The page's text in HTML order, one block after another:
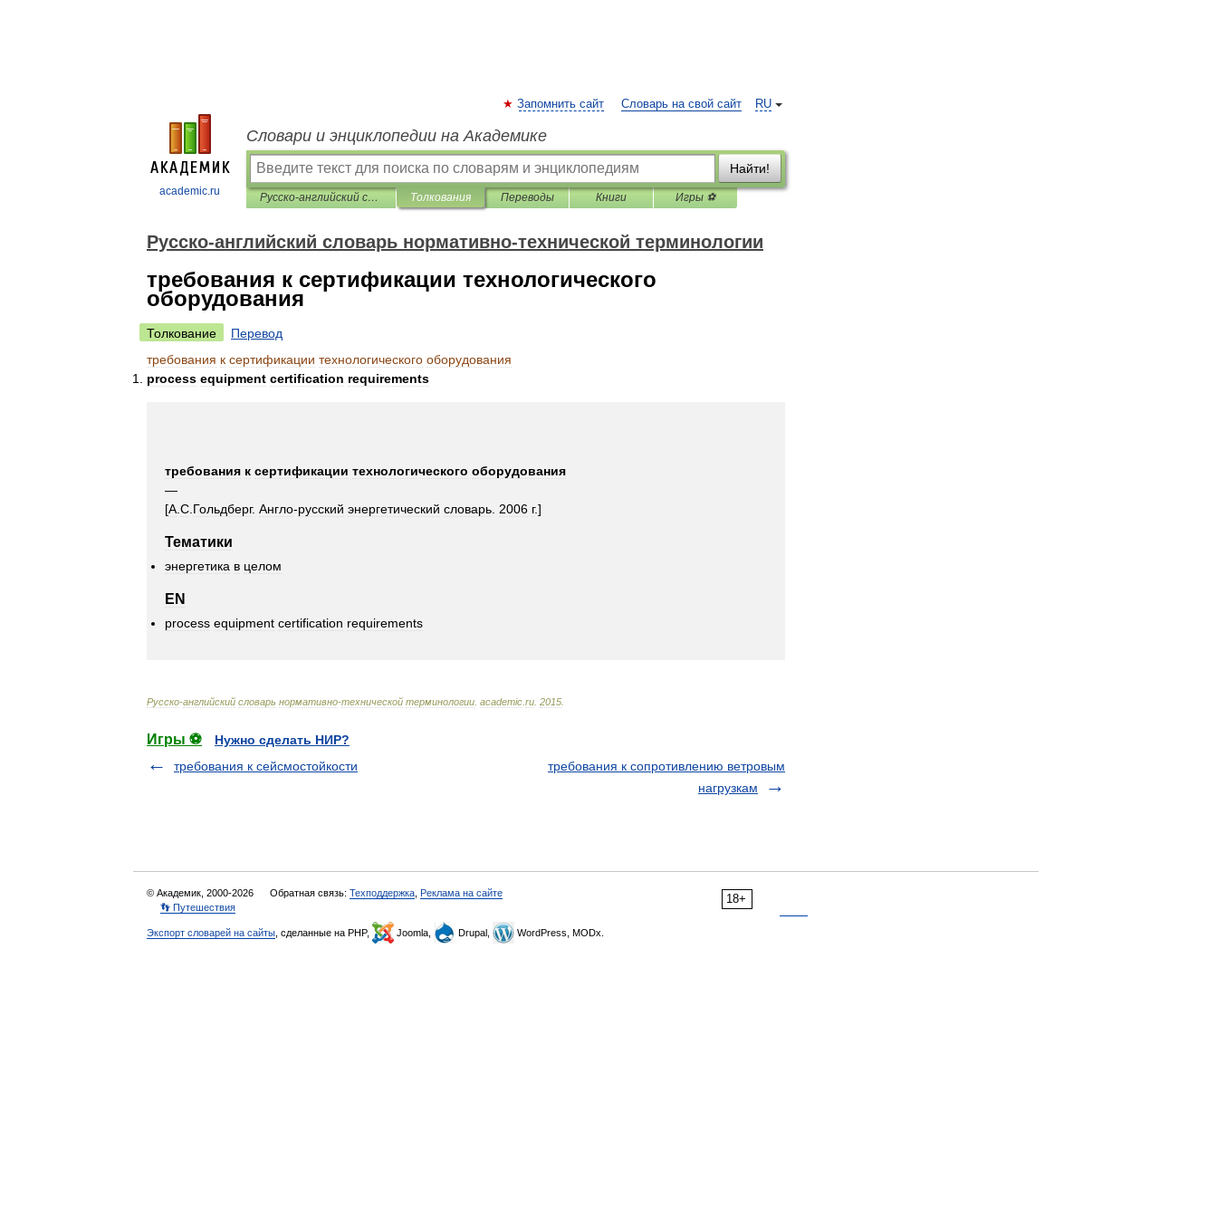
academic.ru
RU
Запомнить сайт Словарь на свой сайт
Словари и энциклопедии на Академике
Найти!
Русско-английский словарь нормативно-технической терминологии Толкования Переводы Книги Игры ⚽
Русско-английский словарь нормативно-технической терминологии
требования к сертификации технологического
оборудования
Толкование
Перевод
требования к сертификации технологического оборудования
process equipment certification requirements
требования к сертификации технологического оборудования
—
[А С Гольдберг. Англо-русский энергетический словарь 2006 г.]
Тематики
энергетика в целом
EN
process equipment certification requirements
Русско-английский словарь нормативно-технической терминологии academic ru 2015
Игры ⚽
Нужно сделать НИР?
требования к сейсмостойкости
требования к сопротивлению ветровым
нагрузкам
18+
© Академик, 2000-2026 Обратная связь: Техподдержка Реклама на сайте
👣 Путешествия
Экспорт словарей на сайты , сделанные на PHP, Joomla, Drupal, WordPress, MODx.